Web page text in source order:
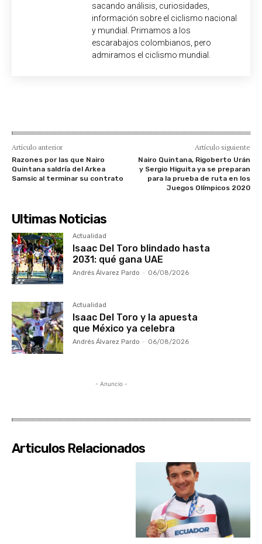
sacando análisis, curiosidades,
información sobre el ciclismo nacional
y mundial. Primamos a los
escarabajos colombianos, pero
admiramos el ciclismo mundial.
Artículo anterior
Razones por las que Nairo
Quintana saldría del Arkea
Samsic al terminar su contrato
Artículo siguiente
Nairo Quintana, Rigoberto Urán
y Sergio Higuita ya se preparan
para la prueba de ruta en los
Juegos Olímpicos 2020
Ultimas Noticias
Actualidad
Isaac Del Toro blindado hasta
2031: qué gana UAE
Andrés Álvarez Pardo - 06/08/2026
Actualidad
Isaac Del Toro y la apuesta
que México ya celebra
Andrés Álvarez Pardo - 06/08/2026
- Anuncio -
Articulos Relacionados